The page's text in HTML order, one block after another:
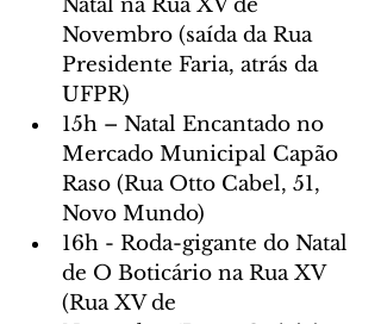
Natal na Rua XV de
Novembro (saída da Rua
Presidente Faria, atrás da
UFPR)
15h – Natal Encantado no
Mercado Municipal Capão
Raso (Rua Otto Cabel, 51,
Novo Mundo)
16h - Roda-gigante do Natal
de O Boticário na Rua XV
(Rua XV de